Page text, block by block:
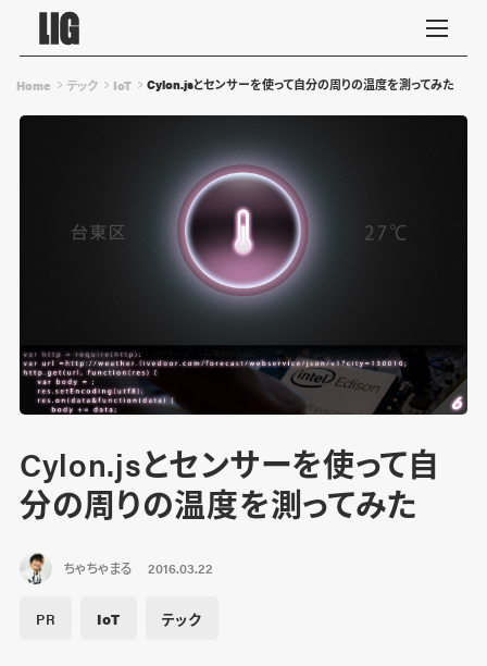
Home テック IoT Cylon.jsとセンサーを使って自分の周りの温度を測ってみた
Cylon.jsとセンサーを使って自
分の周りの温度を測ってみた
ちゃちゃまる 2016.03.22
PR IoT テック